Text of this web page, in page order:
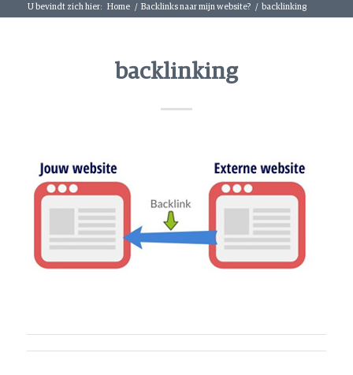
U bevindt zich hier: Home / Backlinks naar mijn website? / backlinking
backlinking